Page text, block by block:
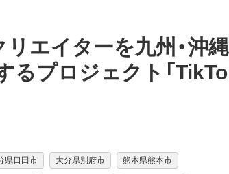
リエイターを九州・沖縄
るプロジェクト「
県日田市 大分県別府市 熊本県熊本市